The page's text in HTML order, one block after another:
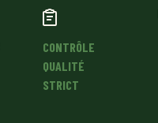
CONTRÔLE
QUALITÉ
STRICT